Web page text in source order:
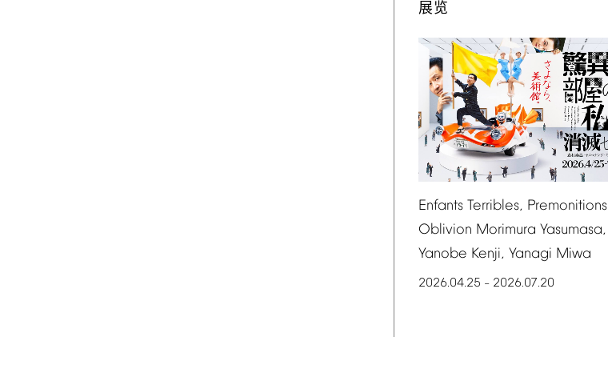
展览
Enfants Terribles, Premonitions
Oblivion Morimura Yasumasa,
Yanobe Kenji, Yanagi Miwa
2026.04.25 – 2026.07.20